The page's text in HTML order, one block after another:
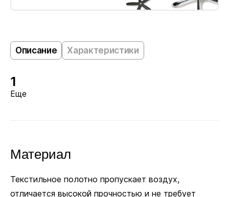
Колёсики
Пластиковые ролики подходят для ковровых
покрытий. Полиуретановые не царапают ламинат
Заменить
наПолиуретановые
Описание Характеристики
1
Еще
Материал
Текстильное полотно пропускает воздух,
отличается высокой прочностью и не требует